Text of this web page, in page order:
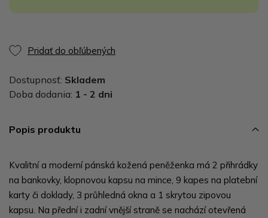
Pridať do obľúbených
Dostupnosť: Skladem
Doba dodania: 1 - 2 dni
Popis produktu
Kvalitní a moderní pánská kožená peněženka má 2 přihrádky
na bankovky, klopnovou kapsu na mince, 9 kapes na platební
karty či doklady, 3 průhledná okna a 1 skrytou zipovou
kapsu. Na přední i zadní vnější straně se nachází otevřená